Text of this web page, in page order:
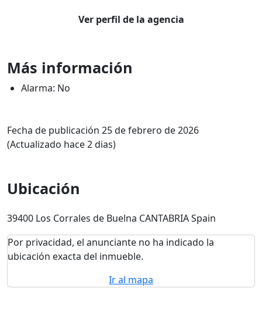
Ver perfil de la agencia
Más información
Alarma: No
Fecha de publicación 25 de febrero de 2026
(Actualizado hace 2 dias)
Ubicación
39400 Los Corrales de Buelna CANTABRIA Spain
Por privacidad, el anunciante no ha indicado la
ubicación exacta del inmueble.
Ir al mapa